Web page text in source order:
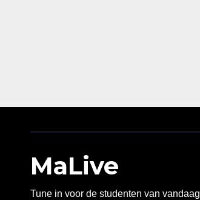
MaLive
Tune in voor de studenten van vandaag